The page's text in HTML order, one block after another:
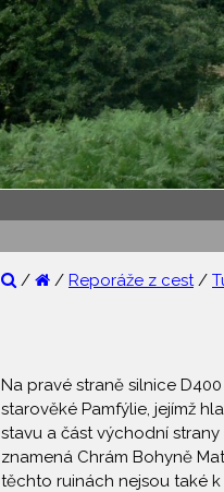
/ / Reporáže z cest/
Na pravé straně silnice
starověké Pamfýlie, jejímž
stavu a část východní
znamená Chrám Bohyně
těchto ruinách nejsou také